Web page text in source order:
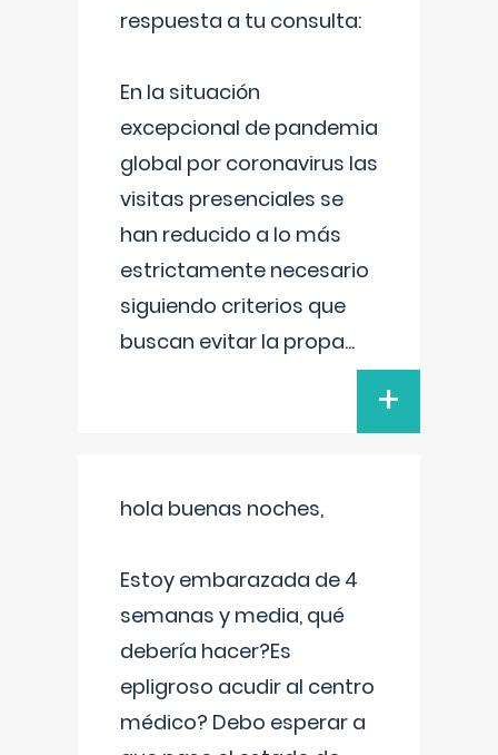
respuesta a tu consulta:
En la situación
excepcional de pandemia
global por coronavirus las
visitas presenciales se
han reducido a lo más
estrictamente necesario
siguiendo criterios que
buscan evitar la propa...
+
hola buenas noches,
Estoy embarazada de 4
semanas y media, qué
debería hacer?Es
epligroso acudir al centro
médico? Debo esperar a